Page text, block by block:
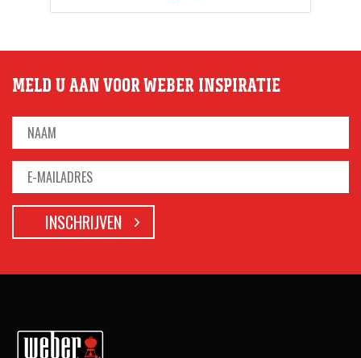
MELD U AAN VOOR WEBER INSPIRATIE